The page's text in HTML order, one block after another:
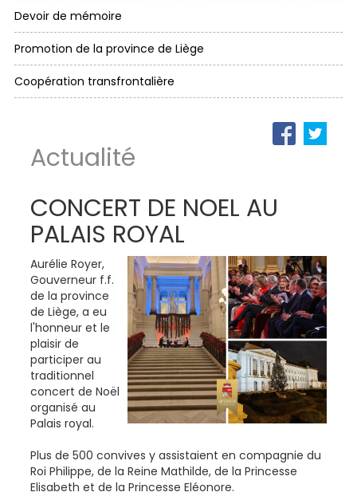
Devoir de mémoire
Promotion de la province de Liège
Coopération transfrontalière
Actualité
CONCERT DE NOEL AU
PALAIS ROYAL
Aurélie Royer,
Gouverneur f.f.
de la province
de Liège, a eu
l'honneur et le
plaisir de
participer au
traditionnel
concert de Noël
organisé au
Palais royal.
Plus de 500 convives y assistaient en compagnie du
Roi Philippe, de la Reine Mathilde, de la Princesse
Elisabeth et de la Princesse Eléonore.